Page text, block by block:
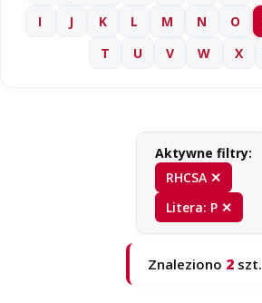
I
J K L M N O
T
U V W X
Aktywne filtry:
RHCSA ✕
Litera: P ✕
Znaleziono 2 szt.